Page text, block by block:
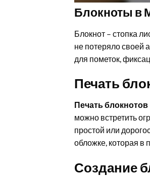
Блокноты в
Блокнот – стопка
не потеряло своей
для пометок,
Печать
Печать блокнотов
можно встретить
простой или
обложке, которая в
Создание